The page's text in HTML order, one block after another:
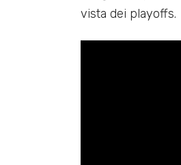
vista dei playoffs.